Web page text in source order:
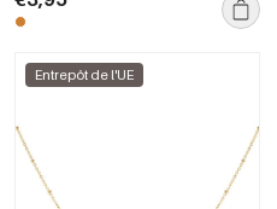
Entrepôt de l'UE